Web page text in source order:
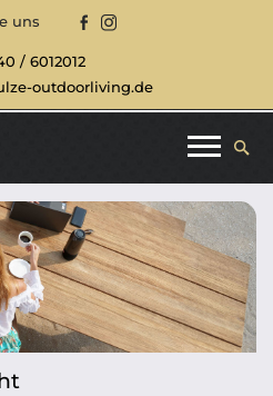
uns
/ 6012012
outdoorliving.de